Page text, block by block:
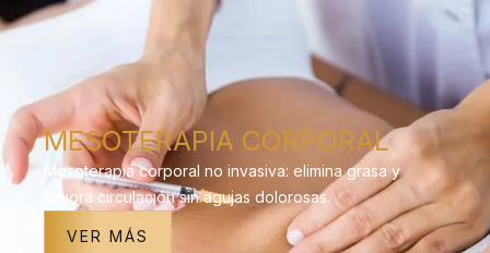
MESOTERAPIA CORPORAL
Mesoterapia corporal no invasiva: elimina grasa y
mejora circulación sin agujas dolorosas.
VER MÁS